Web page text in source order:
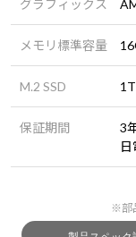
グラフィックス
メモリ標準容量
M.2 SSD
保証期間
3
※部